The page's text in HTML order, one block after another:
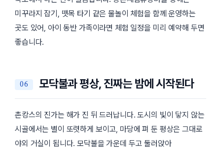
미꾸라지 잡기, 뗏목 타기 같은 물놀이 체험을 함께 운영하는
곳도 있어, 아이 동반 가족이라면 체험 일정을 미리 예약해 두면
좋습니다.
모닥불과 평상, 진짜는 밤에 시작된다
촌캉스의 진가는 해가 진 뒤 드러납니다. 도시의 빛이 닿지 않는
시골에서는 별이 또렷하게 보이고, 마당에 펴 둔 평상은 그대로
야외 거실이 됩니다. 모닥불을 가운데 두고 둘러앉아